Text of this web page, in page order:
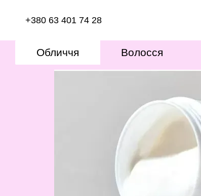
+380 63 401 74 28
Обличчя Волосся